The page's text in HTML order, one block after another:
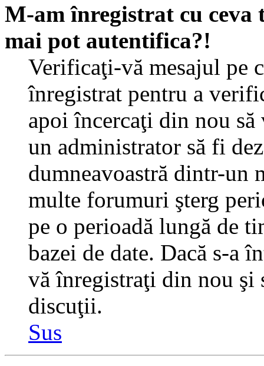
M-am înregistrat cu
mai pot autentifica?!
Verificaţi-vă mesajul pe
înregistrat pentru a
apoi încercaţi din nou
un administrator să fi
dumneavoastră dintr-un
multe forumuri şterg
pe o perioadă lungă de
bazei de date. Dacă s-a
vă înregistraţi din nou
discuţii.
Sus